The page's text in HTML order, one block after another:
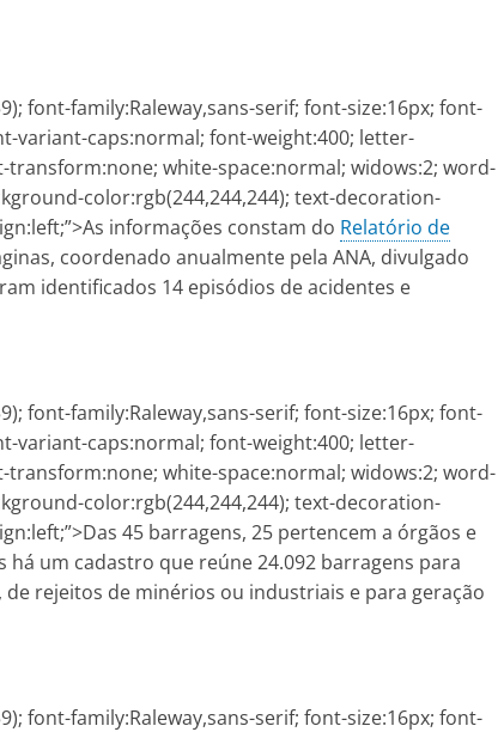
font-family:Raleway,sans-serif; font-size:16px; font-
variant-caps:normal; font-weight:400; letter-
white-space:normal; widows:2; word-
color:rgb(244,244,244); text-decoration-
informações constam do Relatório de
coordenado anualmente pela ANA, divulgado
identificados 14 episódios de acidentes e
font-family:Raleway,sans-serif; font-size:16px; font-
variant-caps:normal; font-weight:400; letter-
white-space:normal; widows:2; word-
color:rgb(244,244,244); text-decoration-
45 barragens, 25 pertencem a órgãos e
há um cadastro que reúne 24.092 barragens para
rejeitos de minérios ou industriais e para geração
font-family:Raleway,sans-serif; font-size:16px; font-